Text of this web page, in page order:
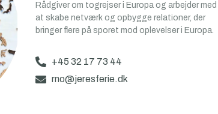
Rådgiver om togrejser i Europa og arbejder med
at skabe netværk og opbygge relationer, der
bringer flere på sporet mod oplevelser i Europa.
+45 32 17 73 44
rno@jeresferie.dk